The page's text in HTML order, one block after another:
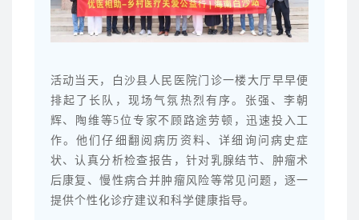
活动当天，白沙县人民医院门诊一楼大厅早早便
排起了长队，现场气氛热烈有序。张强、李朝
辉、陶维等5位专家不顾路途劳顿，迅速投入工
作。他们仔细翻阅病历资料、详细询问病史症
状、认真分析检查报告，针对乳腺结节、肿瘤术
后康复、慢性病合并肿瘤风险等常见问题，逐一
提供个性化诊疗建议和科学健康指导。